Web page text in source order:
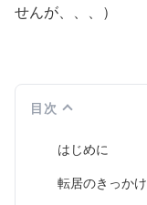
せんが、、、）
目次
はじめに
転居のきっかけ